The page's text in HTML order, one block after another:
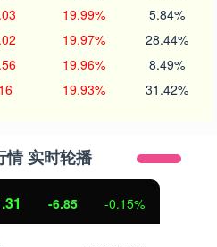
19.99% 5.84%
19.97% 28.44%
19.96% 8.49%
19.93% 31.42%
情 实时轮播
-6.85 -0.15%